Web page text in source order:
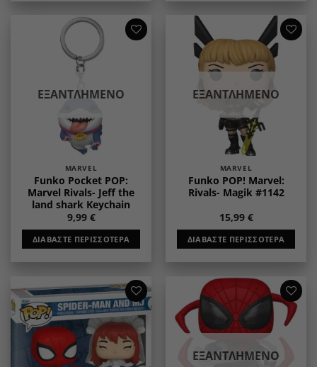
ΕΞΑΝΤΛΗΜΈΝΟ
MARVEL
Funko Pocket POP:
Marvel Rivals- Jeff the
land shark Keychain
9,99 €
ΔΙΑΒΆΣΤΕ ΠΕΡΙΣΣΌΤΕΡΑ
Add to
wishlist
ΕΞΑΝΤΛΗΜΈΝΟ
MARVEL
Funko POP! Marvel:
Rivals- Magik #1142
15,99 €
ΔΙΑΒΆΣΤΕ ΠΕΡΙΣΣΌΤΕΡΑ
Add to
wishlist
Add to
wishlist
ΕΞΑΝΤΛΗΜΈΝΟ